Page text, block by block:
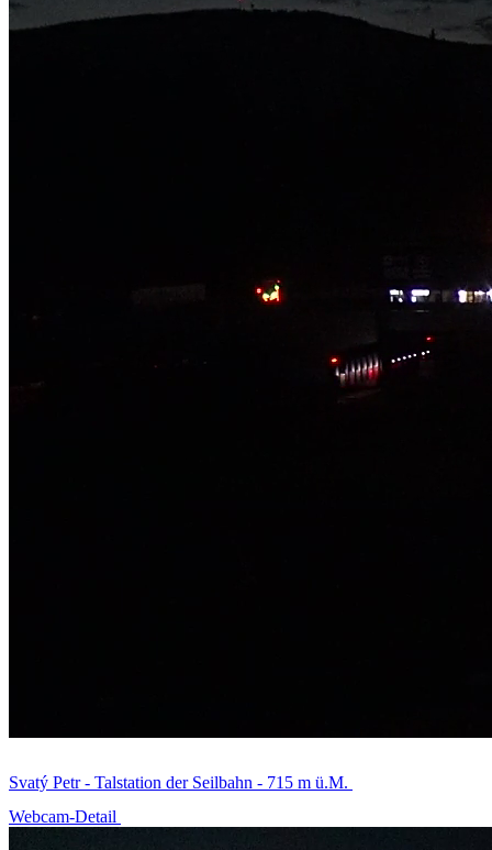
Svatý Petr - Talstation der Seilbahn - 715 m ü.M.
Webcam-Detail